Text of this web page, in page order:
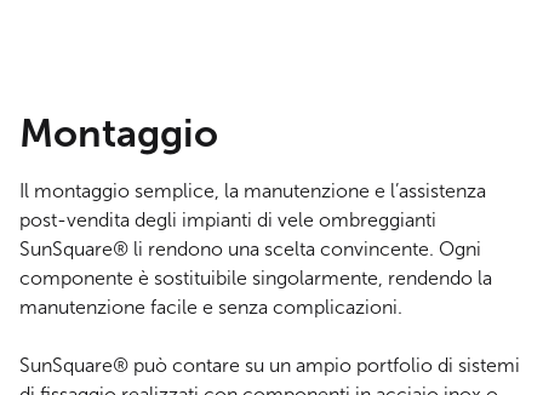
Montaggio
Il montaggio semplice, la manutenzione e l’assistenza
post-vendita degli impianti di vele ombreggianti
SunSquare® li rendono una scelta convincente. Ogni
componente è sostituibile singolarmente, rendendo la
manutenzione facile e senza complicazioni.
SunSquare® può contare su un ampio portfolio di sistemi